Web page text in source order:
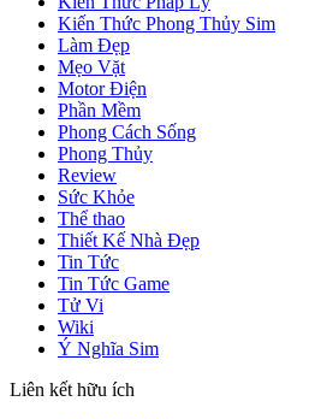
Kiến Thức Phong Thủy Sim
Làm Đẹp
Mẹo Vặt
Motor Điện
Phần Mềm
Phong Cách Sống
Phong Thủy
Review
Sức Khỏe
Thể thao
Thiết Kế Nhà Đẹp
Tin Tức
Tin Tức Game
Tử Vi
Wiki
Ý Nghĩa Sim
Liên kết hữu ích